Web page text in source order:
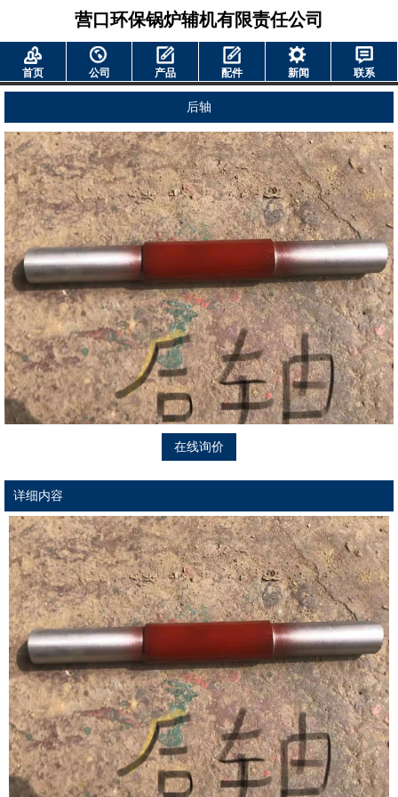
营口环保锅炉辅机有限责任公司
首页 公司 产品 配件 新闻 联系
后轴
在线询价
详细内容